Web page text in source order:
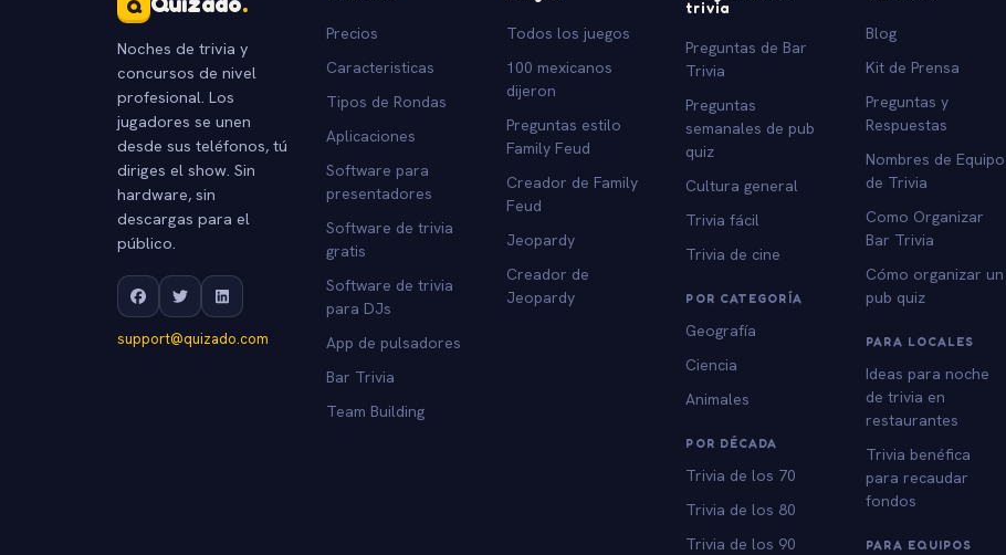
Q
Noches de trivia y
concursos de nivel
profesional. Los
jugadores se unen
desde sus teléfonos, tú
diriges el show. Sin
hardware, sin
descargas para el
público.
support@quizado.com
Precios
Caracteristicas
Tipos de Rondas
Aplicaciones
Software para
presentadores
Software de trivia
gratis
Software de trivia
para DJs
App de pulsadores
Bar Trivia
Team Building
Todos los juegos
100 mexicanos
dijeron
Preguntas estilo
Family Feud
Creador de Family
Feud
Jeopardy
Creador de
Jeopardy
trivia
Preguntas de Bar
Trivia
Preguntas
semanales de pub
quiz
Cultura general
Trivia fácil
Trivia de cine
POR CATEGORÍA
Geografía
Ciencia
Animales
POR DÉCADA
Trivia de los 70
Trivia de los 80
Trivia de los 90
Blog
Kit de Prensa
Preguntas y
Respuestas
Nombres de Equipo
de Trivia
Como Organizar
Bar Trivia
Cómo organizar un
pub quiz
PARA LOCALES
Ideas para noche
de trivia en
restaurantes
Trivia benéfica
para recaudar
fondos
PARA EQUIPOS